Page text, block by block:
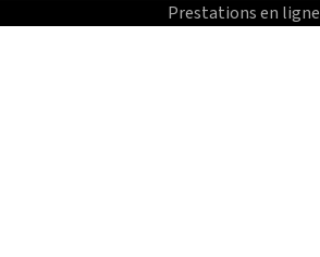
Prestations en ligne